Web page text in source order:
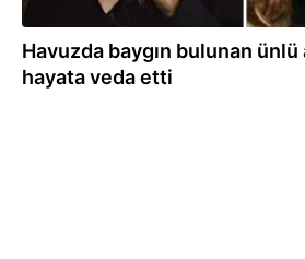
Havuzda baygın bulunan
hayata veda etti